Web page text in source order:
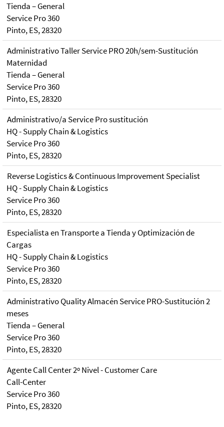
Tienda – General
Service Pro 360
Pinto, ES, 28320
Administrativo Taller Service PRO 20h/sem-Sustitución
Maternidad
Tienda – General
Service Pro 360
Pinto, ES, 28320
Administrativo/a Service Pro sustitución
HQ - Supply Chain & Logistics
Service Pro 360
Pinto, ES, 28320
Reverse Logistics & Continuous Improvement Specialist
HQ - Supply Chain & Logistics
Service Pro 360
Pinto, ES, 28320
Especialista en Transporte a Tienda y Optimización de
Cargas
HQ - Supply Chain & Logistics
Service Pro 360
Pinto, ES, 28320
Administrativo Quality Almacén Service PRO-Sustitución 2
meses
Tienda – General
Service Pro 360
Pinto, ES, 28320
Agente Call Center 2º Nivel - Customer Care
Call-Center
Service Pro 360
Pinto, ES, 28320